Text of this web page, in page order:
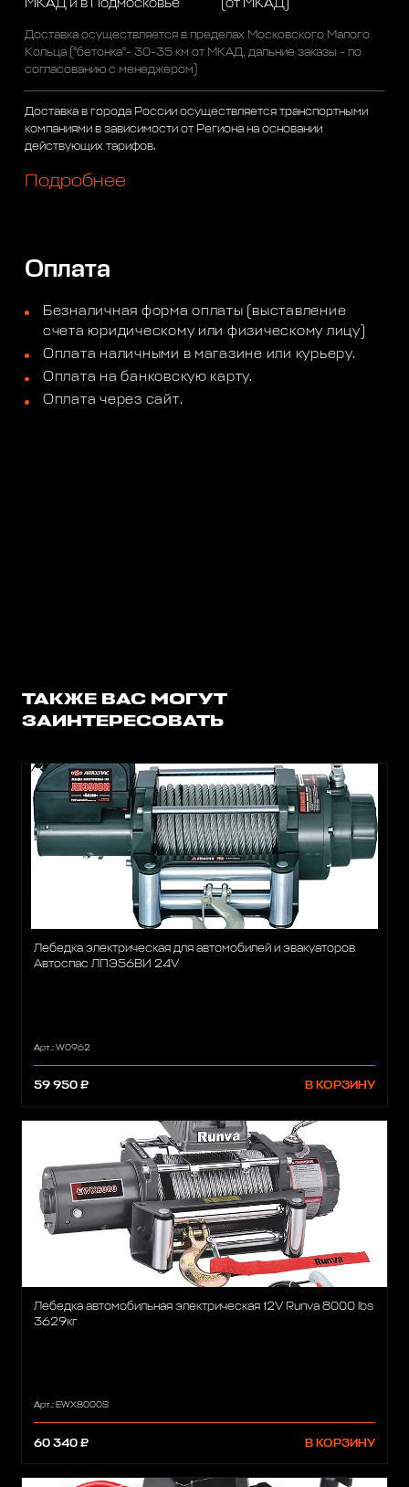
МКАД и в Подмосковье (от МКАД)
Доставка осуществляется в пределах Московского Малого
Кольца ("бетонка"- 30-35 км от МКАД, дальние заказы - по
согласованию с менеджером)
Доставка в города России осуществляется транспортными
компаниями в зависимости от Региона на основании
действующих тарифов.
Подробнее
Оплата
Безналичная форма оплаты (выставление
счета юридическому или физическому лицу)
Оплата наличными в магазине или курьеру.
Оплата на банковскую карту.
Оплата через сайт.
ТАКЖЕ ВАС МОГУТ
ЗАИНТЕРЕСОВАТЬ
Лебедка электрическая для автомобилей и эвакуаторов
Автоспас ЛПЭ56ВИ 24V
Арт.: W0962
59 950 ₽ В КОРЗИНУ
Лебедка автомобильная электрическая 12V Runva 8000 lbs
3629кг
Арт.: EWX8000S
60 340 ₽ В КОРЗИНУ